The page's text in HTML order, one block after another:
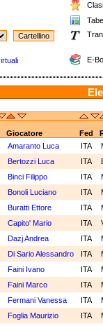
E-
Giocatore Fed
Amaranto Luca ITA
Bertozzi Luca ITA
Binci Filippo ITA
Bonoli Luciano ITA
Buratti Ettore ITA
Capito' Mario ITA
Dazj Andrea ITA
Di Sario Alessandro ITA
Faini Ivano ITA
Faini Marco ITA
Fermani Vanessa ITA
Foglia Maurizio ITA